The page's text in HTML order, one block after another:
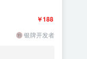
￥188
银牌开发者